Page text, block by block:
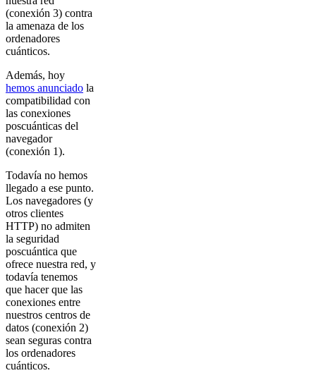
(conexión 3) contra
la amenaza de los
ordenadores
cuánticos.
Además, hoy
hemos anunciado la
compatibilidad con
las conexiones
poscuánticas del
navegador
(conexión 1).
Todavía no hemos
llegado a ese punto.
Los navegadores (y
otros clientes
HTTP) no admiten
la seguridad
poscuántica que
ofrece nuestra red, y
todavía tenemos
que hacer que las
conexiones entre
nuestros centros de
datos (conexión 2)
sean seguras contra
los ordenadores
cuánticos.